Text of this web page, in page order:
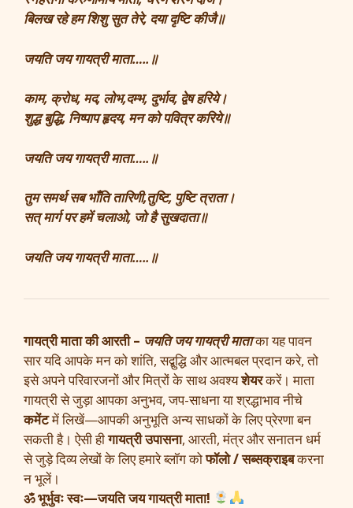
बिलख रहे हम शिशु सुत तेरे, दया दृष्टि कीजै॥
जयति जय गायत्री माता…..॥
काम, क्रोध, मद, लोभ,दम्भ, दुर्भाव, द्वेष हरिये।
शुद्ध बुद्धि, निष्पाप हृदय, मन को पवित्र करिये॥
जयति जय गायत्री माता…..॥
तुम समर्थ सब भाँति तारिणी,तुष्टि, पुष्टि त्राता।
सत् मार्ग पर हमें चलाओ, जो है सुखदाता॥
जयति जय गायत्री माता…..॥
गायत्री माता की आरती – जयति जय गायत्री माताका यह पावन
सार यदि आपके मन को शांति, सद्बुद्धि और आत्मबल प्रदान करे, तो
इसे अपने परिवारजनों और मित्रों के साथ अवश्यशेयरकरें। माता
गायत्री से जुड़ा आपका अनुभव, जप-साधना या श्रद्धाभाव नीचे
कमेंटमें लिखें—आपकी अनुभूति अन्य साधकों के लिए प्रेरणा बन
सकती है। ऐसी हीगायत्री उपासना, आरती, मंत्र और सनातन धर्म
से जुड़े दिव्य लेखों के लिए हमारे ब्लॉग कोफॉलो / सब्सक्राइबकरना
न भूलें।
ॐ भूर्भुवः स्वः—जयति जय गायत्री माता!